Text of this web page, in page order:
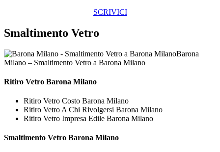
SCRIVICI
Smaltimento Vetro
Barona
Milano – Smaltimento Vetro a Barona Milano
Ritiro Vetro Barona Milano
Ritiro Vetro Costo Barona Milano
Ritiro Vetro A Chi Rivolgersi Barona Milano
Ritiro Vetro Impresa Edile Barona Milano
Smaltimento Vetro Barona Milano